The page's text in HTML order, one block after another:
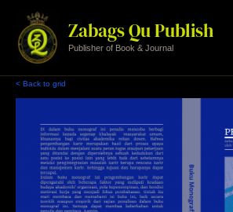
content
Zabags Qu Publish
Publisher of Book & Journal
< Back to grid